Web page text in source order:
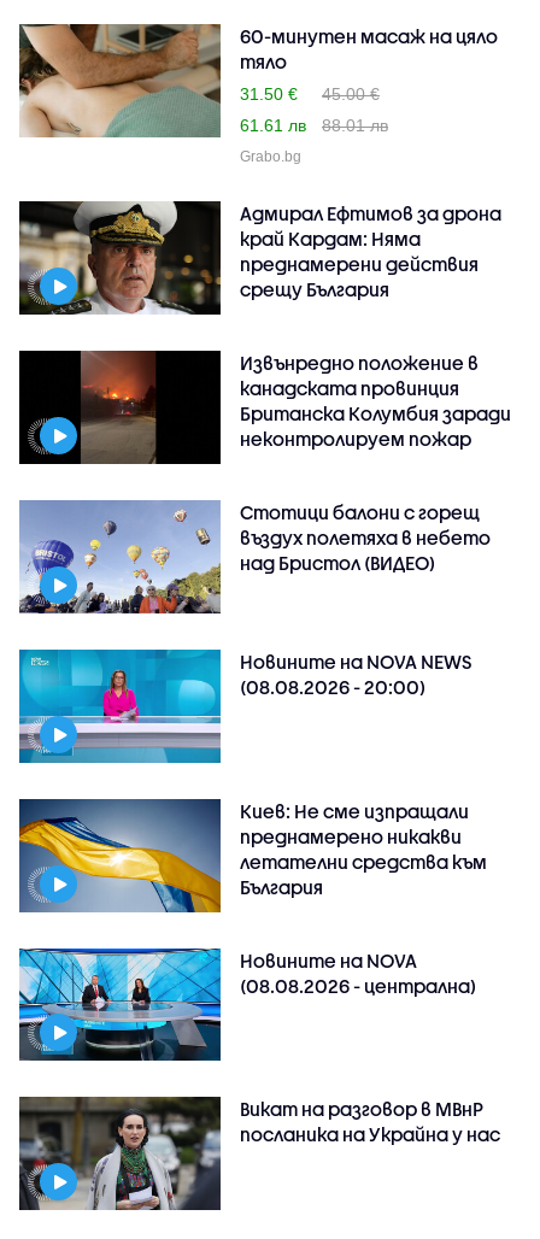
60-минутен масаж на цяло
тяло
31.50 €
45.00 €
61.61 лв
88.01 лв
Grabo.bg
Адмирал Ефтимов за дрона
край Кардам: Няма
преднамерени действия
срещу България
Извънредно положение в
канадската провинция
Британска Колумбия заради
неконтролируем пожар
Стотици балони с горещ
въздух полетяха в небето
над Бристол (ВИДЕО)
Новините на NOVA NEWS
(08.08.2026 - 20:00)
Киев: Не сме изпращали
преднамерено никакви
летателни средства към
България
Новините на NOVA
(08.08.2026 - централна)
Викат на разговор в МВнР
посланика на Украйна у нас